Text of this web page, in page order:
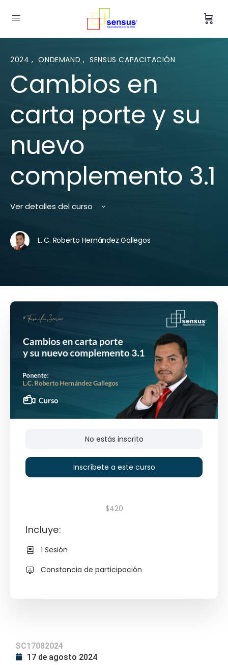
2024, ONDEMAND , SENSUS CAPACITACIÓN
Cambios en
carta porte y su
nuevo
complemento 3.1
Ver detalles del curso
L. C. Roberto Hernández Gallegos
SC17082024
17 de agosto 2024
No estás inscrito
Inscríbete a este curso
$420
Incluye:
1 Sesión
Constancia de participación